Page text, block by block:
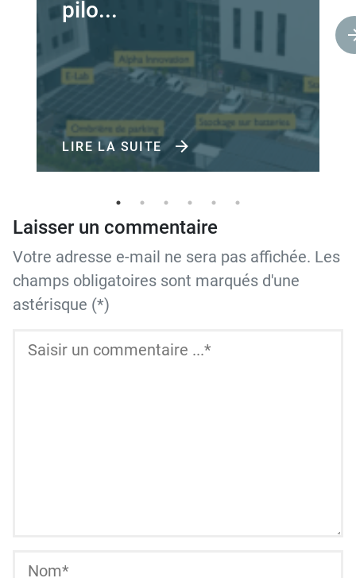
pilo...
LIRE LA SUITE
Laisser un commentaire
Votre adresse e-mail ne sera pas affichée. Les
champs obligatoires sont marqués d'une
astérisque (*)